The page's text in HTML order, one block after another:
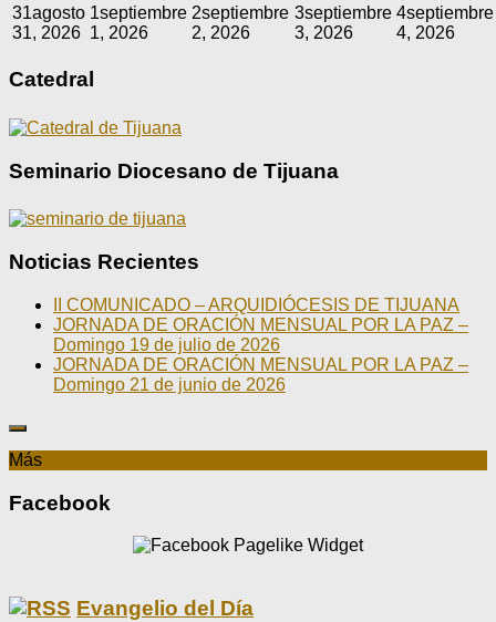
31agosto
31, 2026
1septiembre
1, 2026
2septiembre
2, 2026
3septiembre
3, 2026
4septiembre
4, 2026
Catedral
Seminario Diocesano de Tijuana
Noticias Recientes
II COMUNICADO – ARQUIDIÓCESIS DE TIJUANA
JORNADA DE ORACIÓN MENSUAL POR LA PAZ –
Domingo 19 de julio de 2026
JORNADA DE ORACIÓN MENSUAL POR LA PAZ –
Domingo 21 de junio de 2026
Más
Facebook
Evangelio del Día